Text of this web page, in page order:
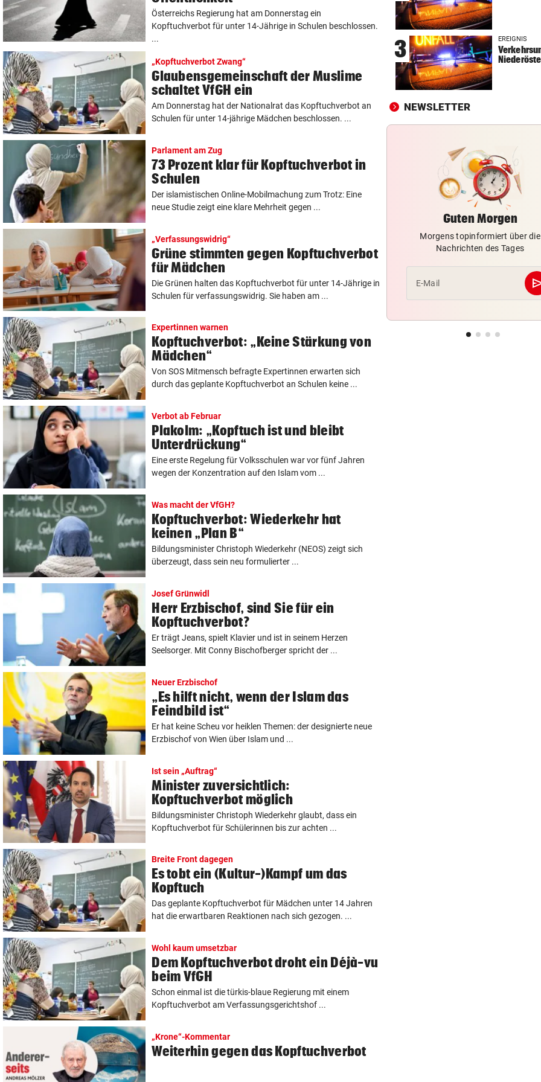
Österreichs Regierung hat am Donnerstag ein
Kopftuchverbot für unter 14-Jährige in Schulen beschlossen.
...
„Kopftuchverbot Zwang“
Glaubensgemeinschaft der Muslime
schaltet VfGH ein
Am Donnerstag hat der Nationalrat das Kopftuchverbot an
Schulen für unter 14-jährige Mädchen beschlossen. ...
Parlament am Zug
73 Prozent klar für Kopftuchverbot in
Schulen
Der islamistischen Online-Mobilmachung zum Trotz: Eine
neue Studie zeigt eine klare Mehrheit gegen ...
„Verfassungswidrig“
Grüne stimmten gegen Kopftuchverbot
für Mädchen
Die Grünen halten das Kopftuchverbot für unter 14-Jährige in
Schulen für verfassungswidrig. Sie haben am ...
Expertinnen warnen
Kopftuchverbot: „Keine Stärkung von
Mädchen“
Von SOS Mitmensch befragte Expertinnen erwarten sich
durch das geplante Kopftuchverbot an Schulen keine ...
Verbot ab Februar
Plakolm: „Kopftuch ist und bleibt
Unterdrückung“
Eine erste Regelung für Volksschulen war vor fünf Jahren
wegen der Konzentration auf den Islam vom ...
Was macht der VfGH?
Kopftuchverbot: Wiederkehr hat
keinen „Plan B“
Bildungsminister Christoph Wiederkehr (NEOS) zeigt sich
überzeugt, dass sein neu formulierter ...
Josef Grünwidl
Herr Erzbischof, sind Sie für ein
Kopftuchverbot?
Er trägt Jeans, spielt Klavier und ist in seinem Herzen
Seelsorger. Mit Conny Bischofberger spricht der ...
Neuer Erzbischof
„Es hilft nicht, wenn der Islam das
Feindbild ist“
Er hat keine Scheu vor heiklen Themen: der designierte neue
Erzbischof von Wien über Islam und ...
Ist sein „Auftrag“
Minister zuversichtlich:
Kopftuchverbot möglich
Bildungsminister Christoph Wiederkehr glaubt, dass ein
Kopftuchverbot für Schülerinnen bis zur achten ...
Breite Front dagegen
Es tobt ein (Kultur-)Kampf um das
Kopftuch
Das geplante Kopftuchverbot für Mädchen unter 14 Jahren
hat die erwartbaren Reaktionen nach sich gezogen. ...
Wohl kaum umsetzbar
Dem Kopftuchverbot droht ein Déjà-vu
beim VfGH
Schon einmal ist die türkis-blaue Regierung mit einem
Kopftuchverbot am Verfassungsgerichtshof ...
„Krone“-Kommentar
Weiterhin gegen das Kopftuchverbot
NHL-STAR IN GRAZ:
„Ich habe selbst zu einem
aufgeschaut!“
AUFSTEIGER IM FOKUS
Austria Lustenau jagt gegen
AUF CHINA-MOTORRAD vor
Werksfahrer
3 EREIGNIS
NEWSLETTER
Guten Morgen
Morgens topinformiert über die
Nachrichten des Tages
E-Mail